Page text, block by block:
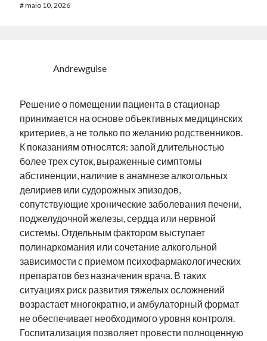
#maio 10, 2026
Andrewguise
Решение о помещении пациента в стационар
принимается на основе объективных медицинских
критериев, а не только по желанию родственников.
К показаниям относятся: запой длительностью
более трех суток, выраженные симптомы
абстиненции, наличие в анамнезе алкогольных
делириев или судорожных эпизодов,
сопутствующие хронические заболевания печени,
поджелудочной железы, сердца или нервной
системы. Отдельным фактором выступает
полинаркомания или сочетание алкогольной
зависимости с приемом психофармакологических
препаратов без назначения врача. В таких
ситуациях риск развития тяжелых осложнений
возрастает многократно, и амбулаторный формат
не обеспечивает необходимого уровня контроля.
Госпитализация позволяет провести полноценную